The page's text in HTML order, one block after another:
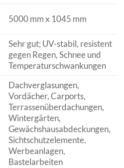
5000 mm x 1045 mm
Sehr gut; UV-stabil, resistent
gegen Regen, Schnee und
Temperaturschwankungen
Dachverglasungen,
Vordächer, Carports,
Terrassenüberdachungen,
Wintergärten,
Gewächshausabdeckungen,
Sichtschutzelemente,
Werbeanlagen,
Bastelarbeiten